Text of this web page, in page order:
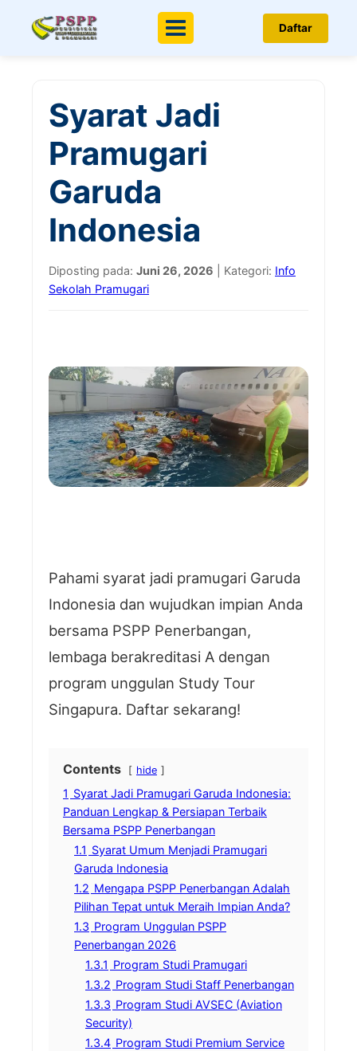
Menu Daftar
Syarat Jadi
Pramugari
Garuda
Indonesia
Diposting pada: Juni 26, 2026 | Kategori: Info
Sekolah Pramugari
Pahami syarat jadi pramugari Garuda
Indonesia dan wujudkan impian Anda
bersama PSPP Penerbangan,
lembaga berakreditasi A dengan
program unggulan Study Tour
Singapura. Daftar sekarang!
Contents hide
1 Syarat Jadi Pramugari Garuda Indonesia:
Panduan Lengkap & Persiapan Terbaik
Bersama PSPP Penerbangan
1.1 Syarat Umum Menjadi Pramugari
Garuda Indonesia
1.2 Mengapa PSPP Penerbangan Adalah
Pilihan Tepat untuk Meraih Impian Anda?
1.3 Program Unggulan PSPP
Penerbangan 2026
1.3.1 Program Studi Pramugari
1.3.2 Program Studi Staff Penerbangan
1.3.3 Program Studi AVSEC (Aviation
Security)
1.3.4 Program Studi Premium Service